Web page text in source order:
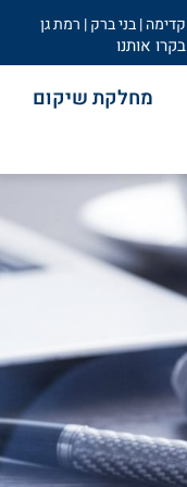
קדימה | בני ברק | רמת גן
בקרו אותנו
מחלקת שיקום